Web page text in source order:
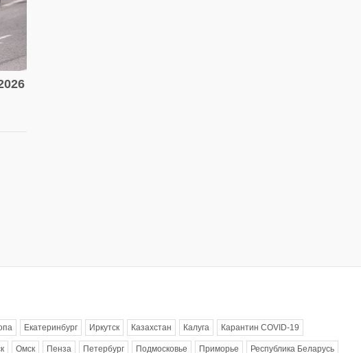
Екатеринбург Иркутск Казахстан Калуга Карантин COVID-19
Омск Пенза Петербург Подмосковье Приморье Республика Беларусь